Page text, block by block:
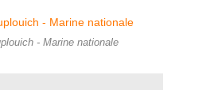
- Marine nationale